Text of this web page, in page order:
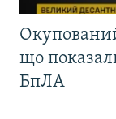
що
БпЛА